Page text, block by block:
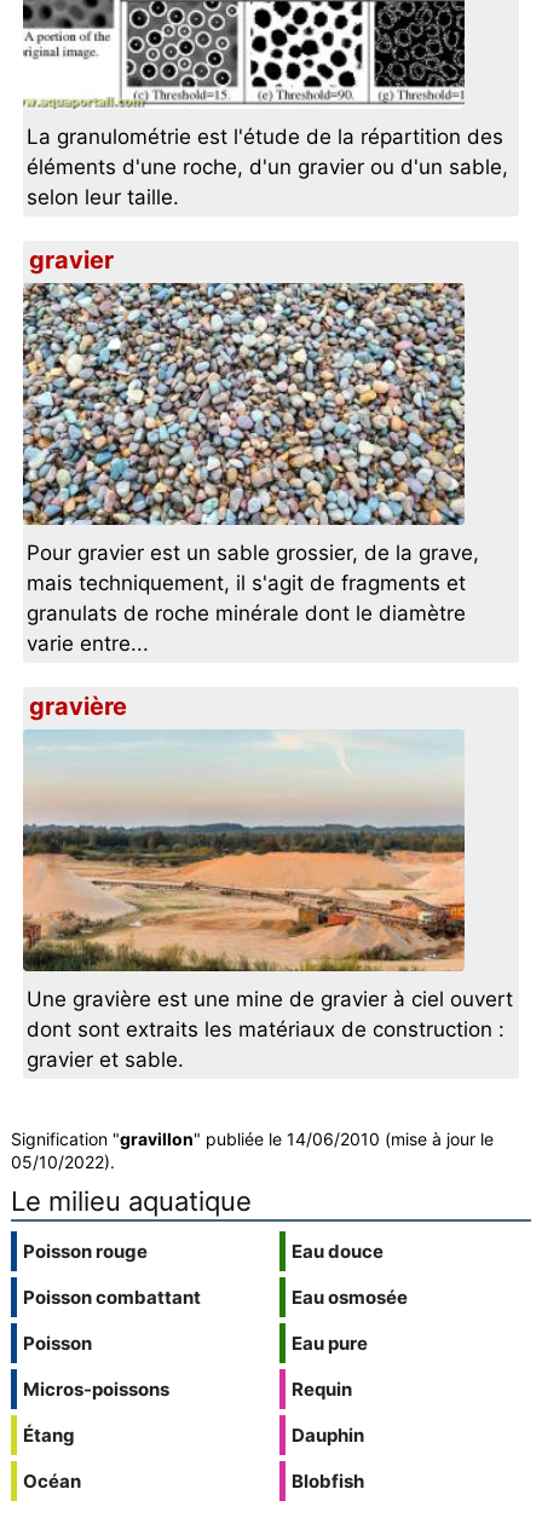
La granulométrie est l'étude de la répartition des
éléments d'une roche, d'un gravier ou d'un sable,
selon leur taille.
gravier
Pour gravier est un sable grossier, de la grave,
mais techniquement, il s'agit de fragments et
granulats de roche minérale dont le diamètre
varie entre...
gravière
Une gravière est une mine de gravier à ciel ouvert
dont sont extraits les matériaux de construction :
gravier et sable.
Signification "gravillon" publiée le 14/06/2010 (mise à jour le
05/10/2022).
Le milieu aquatique
Poisson rouge
Poisson combattant
Poisson
Micros-poissons
Étang
Océan
Eau douce
Eau osmosée
Eau pure
Requin
Dauphin
Blobfish